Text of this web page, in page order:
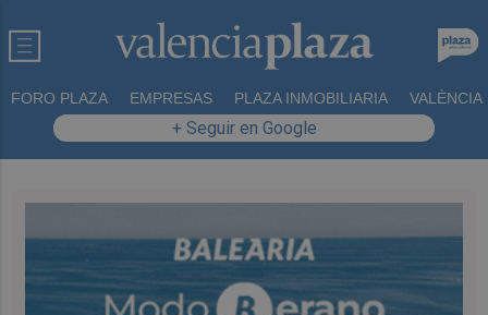
FORO PLAZA EMPRESAS PLAZA INMOBILIARIA VALÈNCIA
+ Seguir en Google